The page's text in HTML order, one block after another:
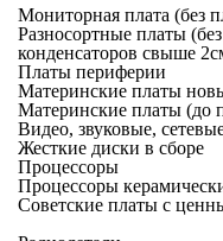
Мониторная плата (без
Разносортные платы
конденсаторов свыше
Платы периферии
Материнские платы
Материнские платы (до
Видео, звуковые,
Жесткие диски в сборе
Процессоры
Процессоры
Советские платы с